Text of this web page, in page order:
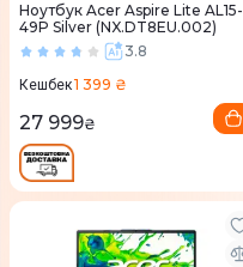
Ноутбук Acer Aspire Lite AL15-
49P Silver (NX.DT8EU.002)
3.8
Кешбек1 399 ₴
27 999₴